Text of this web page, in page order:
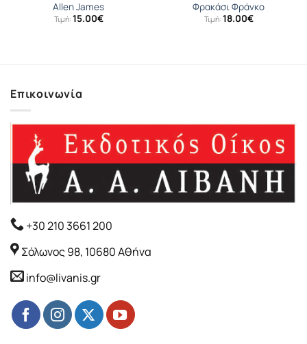
Allen James
Τιμή: 15.00€
Φρακάσι Φράνκο
Τιμή: 18.00€
Επικοινωνία
+30 210 3661 200
Σόλωνος 98, 10680 Αθήνα
info@livanis.gr